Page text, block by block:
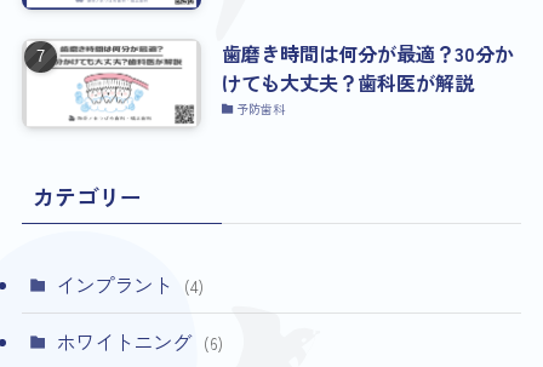
歯磨き時間は何分が最適？30分か
けても大丈夫？歯科医が解説
予防歯科
カテゴリー
インプラント (4)
ホワイトニング (6)